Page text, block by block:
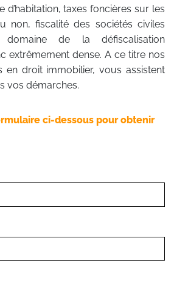
d’habitation, taxes foncières sur les
non, fiscalité des sociétés civiles
domaine de la défiscalisation
extrêmement dense. A ce titre nos
en droit immobilier, vous assistent
vos démarches.
ci-dessous pour obtenir